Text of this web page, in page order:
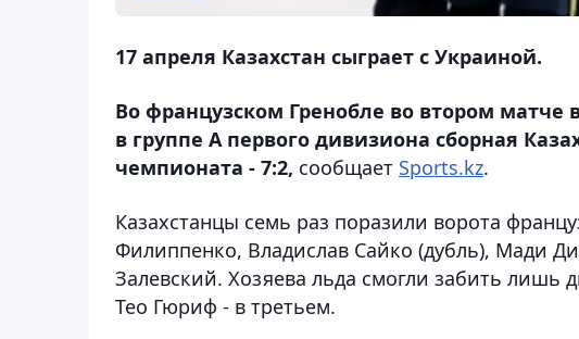
17 апреля Казахстан сыграет с Украиной.
Во французском Гренобле во втором
в группе А первого дивизиона сборная
чемпионата - 7:2, сообщает Sports.kz.
Казахстанцы семь раз поразили ворота
Филиппенко, Владислав Сайко (дубль), Мади
Залевский. Хозяева льда смогли забить
Тео Гюриф - в третьем.